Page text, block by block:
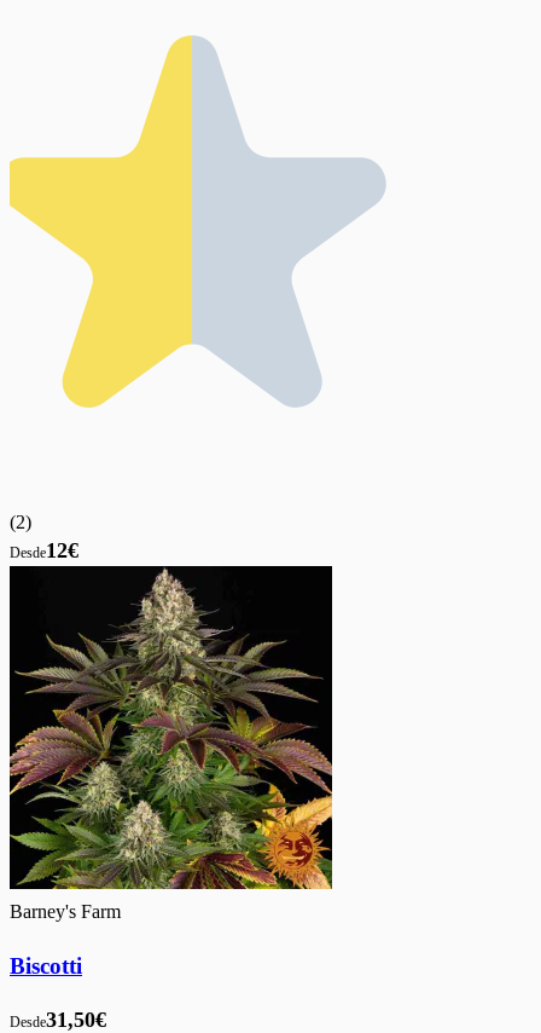
(2)
Desde12€
Barney's Farm
Biscotti
Desde31,50€